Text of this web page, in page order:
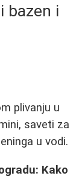
bazen i
plivanju u
saveti za
u vodi.
Kako